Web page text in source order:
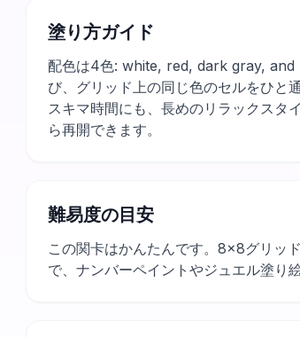
塗り方ガイド
配色は4色: white, red, dark gray, and
び、グリッド上の同じ色のセルをひと
スキマ時間にも、長めのリラックスタ
ら再開できます。
難易度の目安
この関卡はかんたんです。8×8グリッ
で、ナンバーペイントやジュエル塗り